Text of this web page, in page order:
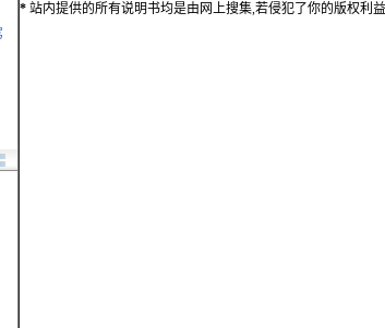
* 站内提供的所有说明书均是由网上搜集,若侵犯了你的版权利